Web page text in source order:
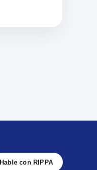
Hable con RIPPA